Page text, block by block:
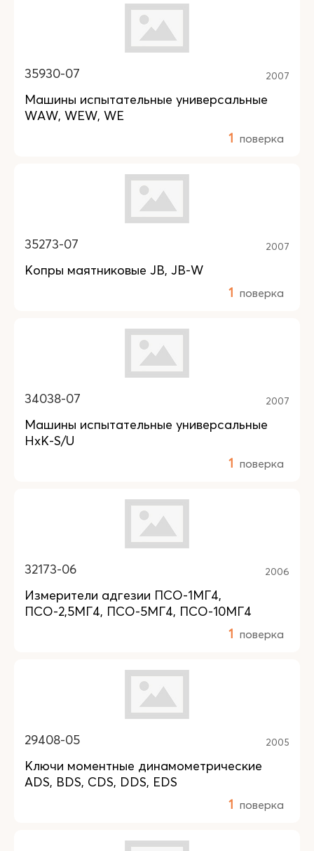
35930-07 2007
Машины испытательные универсальные
WAW, WEW, WE
1 поверка
35273-07 2007
Копры маятниковые JB, JB-W
1 поверка
34038-07 2007
Машины испытательные универсальные
HxK-S/U
1 поверка
32173-06 2006
Измерители адгезии ПСО-1МГ4,
ПСО-2,5МГ4, ПСО-5МГ4, ПСО-10МГ4
1 поверка
29408-05 2005
Ключи моментные динамометрические
ADS, BDS, CDS, DDS, EDS
1 поверка